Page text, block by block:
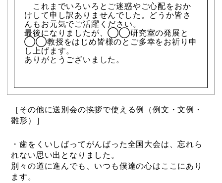
これまでいろいろとご迷惑やご心配をおか
けして申し訳ありませんでした。どうか皆さ
んもお元気でご活躍ください。
最後になりましたが、◯◯研究室の発展と
◯◯教授をはじめ皆様のとご多幸をお祈り申
し上げます。
ありがとうございました。
［その他に送別会の挨拶で使える例（例文・文例・
雛形）］
・歯をくいしばってがんばった全国大会は、忘れら
れない思い出となりました。
別々の道に進んでも、いつも僕達の心はここにあり
ます。